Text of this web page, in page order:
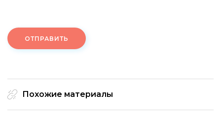
ОТПРАВИТЬ
Похожие материалы